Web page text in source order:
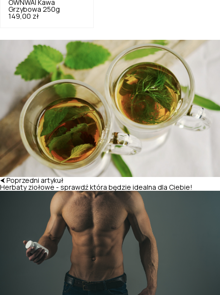
OWNWAI
Kawa
Grzybowa 250g
149,00 zł
⮜ Poprzedni artykuł
Herbaty ziołowe - sprawdź która będzie idealna dla Ciebie!